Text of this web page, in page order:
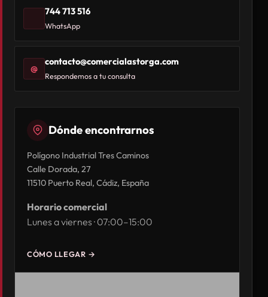
744 713 516
WhatsApp
@
contacto@comercialastorga.com
Respondemos a tu consulta
Dónde encontrarnos
Polígono Industrial Tres Caminos
Calle Dorada, 27
11510 Puerto Real, Cádiz, España
Horario comercial
Lunes a viernes · 07:00–15:00
CÓMO LLEGAR →